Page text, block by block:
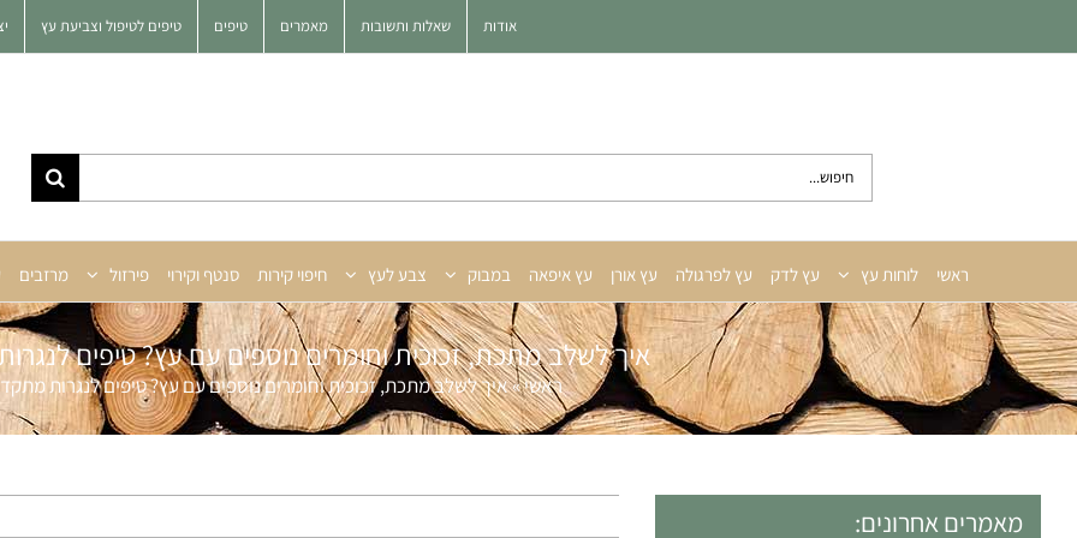
אודות שאלות ותשובות מאמרים טיפים טיפים לטיפול וצביעת עץ
חיפוש...
ראשי לוחות עץ עץ לדק עץ לפרגולה עץ אורן עץ איפאה במבוק צבע לעץ חיפוי קירות סנטף וקירוי פירזול מרזבים
איך לשלב מתכת, זכוכית וחומרים נוספים עם עץ? טיפים
ראשי»איך לשלב מתכת, זכוכית וחומרים נוספים עם עץ? טיפים לנגרות
מאמרים אחרונים: